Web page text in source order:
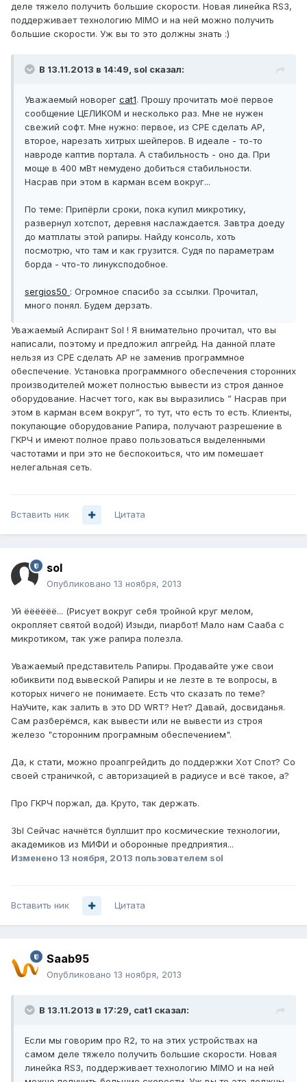
деле тяжело получить большие скорости. Новая линейка RS3,
поддерживает технологию MIMO и на ней можно получить
большие скорости. Уж вы то это должны знать :)
В 13.11.2013 в 14:49, sol сказал:
Уважаемый новорег cat1. Прошу прочитать моё первое
сообщение ЦЕЛИКОМ и несколько раз. Мне не нужен
свежий софт. Мне нужно: первое, из CPE сделать AР,
второе, нарезать хитрых шейперов. В идеале - то-то
навроде каптив портала. А стабильность - оно да. При
моще в 400 мВт немудено добиться стабильности.
Насрав при этом в карман всем вокруг...
По теме: Припёрли сроки, пока купил микротику,
развернул хотспот, деревня наслаждается. Завтра доеду
до матплаты этой рапиры. Найду консоль, хоть
посмотрю, что там и как грузится. Судя по параметрам
борда - что-то линуксподобное.
sergios50 : Огромное спасибо за ссылки. Прочитал,
много понял. Будем дерзать.
Уважаемый Аспирант Sol ! Я внимательно прочитал, что вы
написали, поэтому и предложил апгрейд. На данной плате
нельзя из CPE сделать AP не заменив программное
обеспечение. Установка программного обеспечения сторонних
производителей может полностью вывести из строя данное
оборудование. Насчет того, как вы выразились ” Насрав при
этом в карман всем вокруг”, то тут, что есть то есть. Клиенты,
покупающие оборудование Рапира, получают разрешение в
ГКРЧ и имеют полное право пользоваться выделенными
частотами и при это не беспокоиться, что им помешает
нелегальная сеть.
Вставить ник Цитата
sol
Опубликовано 13 ноября, 2013
Уй ёёёёёё... (Рисует вокруг себя тройной круг мелом,
окропляет святой водой) Изыди, пиарбот! Мало нам Сааба с
микротиком, так уже рапира полезла.
Уважаемый представитель Рапиры. Продавайте уже свои
юбиквити под вывеской Рапиры и не лезте в те вопросы, в
которых ничего не понимаете. Есть что сказать по теме?
НаУчите, как залить в это DD WRT? Нет? Давай, досвиданья.
Сам разберёмся, как вывести или не вывести из строя
железо "сторонним програмным обеспечением".
Да, к стати, можно проапгрейдить до поддержки Хот Спот? Со
своей страничкой, с авторизацией в радиусе и всё такое, а?
Про ГКРЧ поржал, да. Круто, так держать.
ЗЫ Сейчас начнётся буллшит про космические технологии,
академиков из МИФИ и оборонные предприятия...
Изменено 13 ноября, 2013 пользователем sol
Вставить ник Цитата
Saab95
Опубликовано 13 ноября, 2013
В 13.11.2013 в 17:29, cat1 сказал:
Если мы говорим про R2, то на этих устройствах на
самом деле тяжело получить большие скорости. Новая
линейка RS3, поддерживает технологию MIMO и на ней